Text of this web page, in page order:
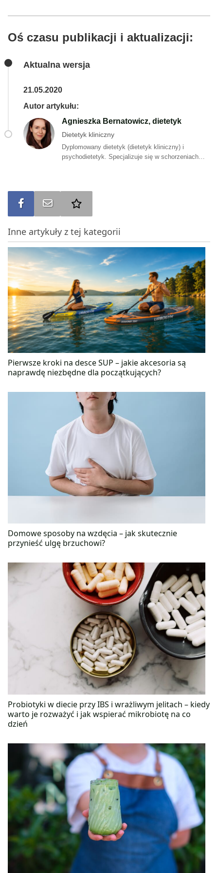
Oś czasu publikacji i aktualizacji:
Aktualna wersja
21.05.2020
Autor artykułu:
Agnieszka Bernatowicz, dietetyk
Dietetyk kliniczny
Dyplomowany dietetyk (dietetyk kliniczny) i
psychodietetyk. Specjalizuje się w schorzeniach
żywienia i jego wpływie na zachowanie zdrowia.
Uczy świadomych i mądrych wyborów. Uważa, że
prowadzi do sukcesu. Najważniejsze, aby dieta była
dostosowana indywidualnie do potrzeb, preferencji i
możliwości pacjenta. Tylko wówczas upragniony cel
jest możliwy do osiągnięcia.
Udostępnij na FBWyślij na e-mail
Inne artykuły z tej kategorii
Pierwsze kroki na desce SUP – jakie akcesoria są
naprawdę niezbędne dla początkujących?
Domowe sposoby na wzdęcia – jak skutecznie
przynieść ulgę brzuchowi?
Probiotyki w diecie przy IBS i wrażliwym jelitach – kiedy
warto je rozważyć i jak wspierać mikrobiotę na co
dzień